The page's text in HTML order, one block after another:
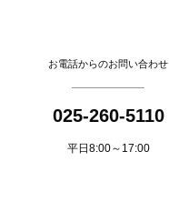
お電話からのお問い合わせ
025-260-5110
平日8:00～17:00